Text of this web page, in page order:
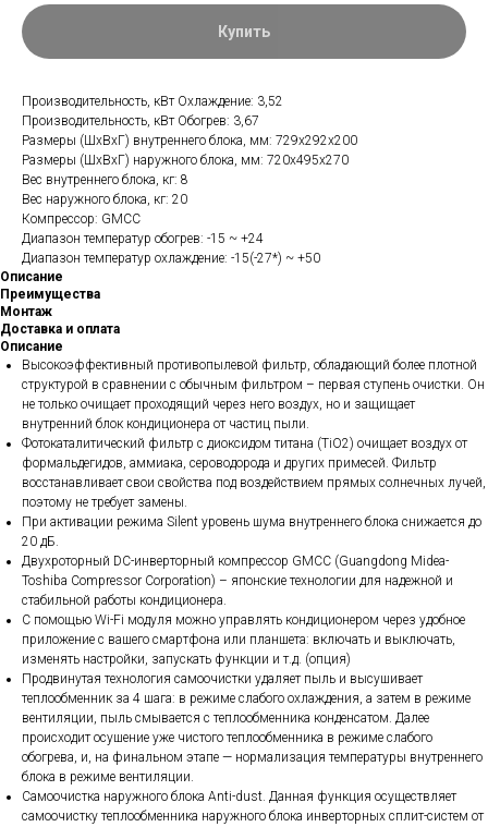
Купить
Производительность, кВт Охлаждение: 3,52
Производительность, кВт Обогрев: 3,67
Размеры (ШхВхГ) внутреннего блока, мм: 729х292х200
Размеры (ШхВхГ) наружного блока, мм: 720х495х270
Вес внутреннего блока, кг: 8
Вес наружного блока, кг: 20
Компрессор: GMCC
Диапазон температур обогрев: -15 ~ +24
Диапазон температур охлаждение: -15(-27*) ~ +50
Описание
Преимущества
Монтаж
Доставка и оплата
Описание
Высокоэффективный противопылевой фильтр, обладающий более плотной
структурой в сравнении с обычным фильтром – первая ступень очистки. Он
не только очищает проходящий через него воздух, но и защищает
внутренний блок кондиционера от частиц пыли.
Фотокаталитический фильтр с диоксидом титана (TiO2) очищает воздух от
формальдегидов, аммиака, сероводорода и других примесей. Фильтр
восстанавливает свои свойства под воздействием прямых солнечных лучей,
поэтому не требует замены.
При активации режима Silent уровень шума внутреннего блока снижается до
20 дБ.
Двухроторный DC-инверторный компрессор GMCC (Guangdong Midea-
Toshiba Compressor Corporation) – японские технологии для надежной и
стабильной работы кондиционера.
С помощью Wi-Fi модуля можно управлять кондиционером через удобное
приложение с вашего смартфона или планшета: включать и выключать,
изменять настройки, запускать функции и т.д. (опция)
Продвинутая технология самоочистки удаляет пыль и высушивает
теплообменник за 4 шага: в режиме слабого охлаждения, а затем в режиме
вентиляции, пыль смывается с теплообменника конденсатом. Далее
происходит осушение уже чистого теплообменника в режиме слабого
обогрева, и, на финальном этапе — нормализация температуры внутреннего
блока в режиме вентиляции.
Cамоочистка наружного блока Anti-dust. Данная функция осуществляет
самоочистку теплообменника наружного блока инверторных сплит-систем от